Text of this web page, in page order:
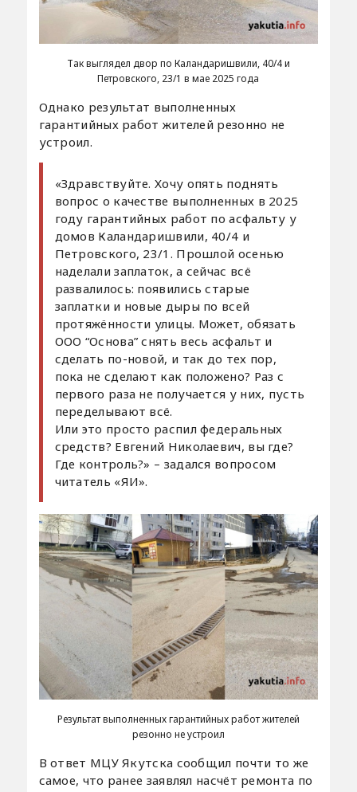
Так выглядел двор по Каландаришвили, 40/4 и
Петровского, 23/1 в мае 2025 года
Однако результат выполненных
гарантийных работ жителей резонно не
устроил.
«Здравствуйте. Хочу опять поднять
вопрос о качестве выполненных в 2025
году гарантийных работ по асфальту у
домов Каландаришвили, 40/4 и
Петровского, 23/1. Прошлой осенью
наделали заплаток, а сейчас всё
развалилось: появились старые
заплатки и новые дыры по всей
протяжённости улицы. Может, обязать
ООО “Основа” снять весь асфальт и
сделать по-новой, и так до тех пор,
пока не сделают как положено? Раз с
первого раза не получается у них, пусть
переделывают всё.
Или это просто распил федеральных
средств? Евгений Николаевич, вы где?
Где контроль?» – задался вопросом
читатель «ЯИ».
Результат выполненных гарантийных работ жителей
резонно не устроил
В ответ МЦУ Якутска сообщил почти то же
самое, что ранее заявлял насчёт ремонта по